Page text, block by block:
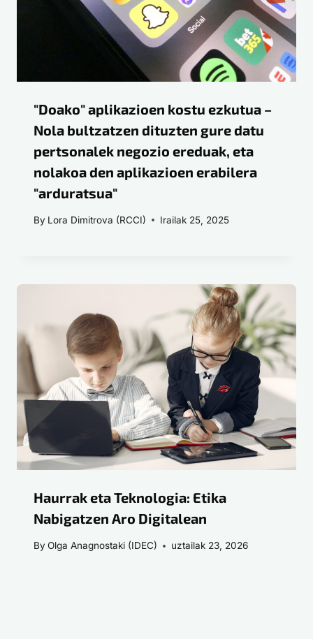
"Doako" aplikazioen kostu ezkutua –
Nola bultzatzen dituzten gure datu
pertsonalek negozio ereduak, eta
nolakoa den aplikazioen erabilera
"arduratsua"
By Lora Dimitrova (RCCI) Irailak 25, 2025
Haurrak eta Teknologia: Etika
Nabigatzen Aro Digitalean
By Olga Anagnostaki (IDEC) uztailak 23, 2026